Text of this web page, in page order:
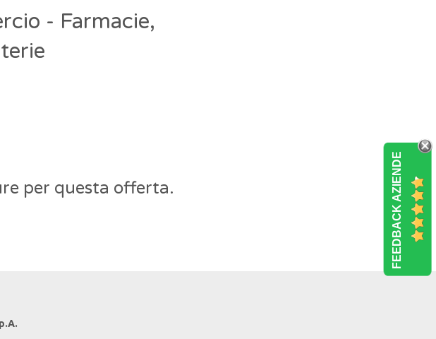
FEEDBACK AZIENDE
- Farmacie,
per questa offerta.